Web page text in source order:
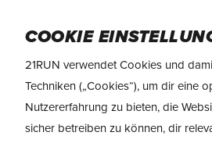
main
content
COOKIE
21RUN verwendet Cookies und
Techniken („Cookies“), um dir eine
Nutzererfahrung zu bieten, die
sicher betreiben zu können, dir